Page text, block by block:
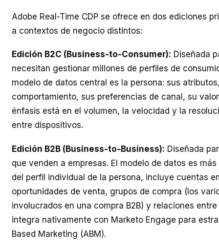
Adobe Real-Time CDP se ofrece en dos ediciones
a contextos de negocio distintos:
Edición B2C (Business-to-Consumer): Diseñada
necesitan gestionar millones de perfiles de
modelo de datos central es la persona: sus
comportamiento, sus preferencias de canal, su
énfasis está en el volumen, la velocidad y la
entre dispositivos.
Edición B2B (Business-to-Business): Diseñada
que venden a empresas. El modelo de datos es
del perfil individual de la persona, incluye cuentas
oportunidades de venta, grupos de compra (los
involucrados en una compra B2B) y relaciones
integra nativamente con Marketo Engage para
Based Marketing (ABM).